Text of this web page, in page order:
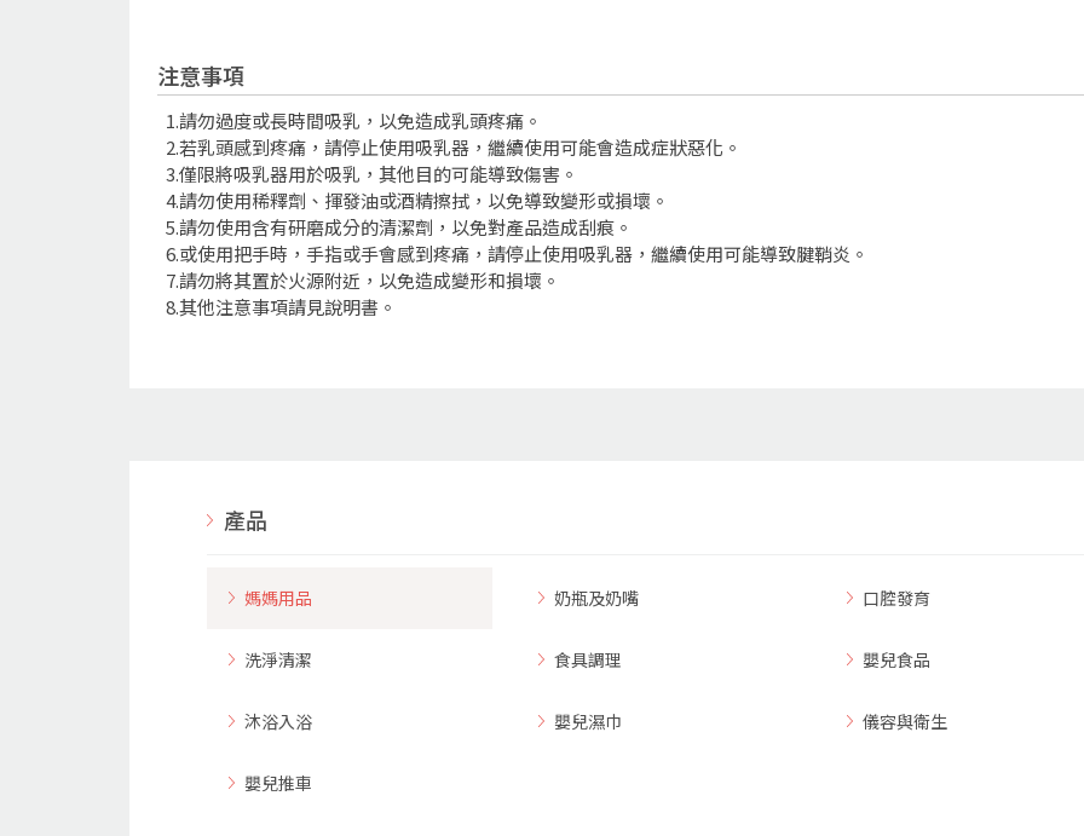
注意事項
1.請勿過度或長時間吸乳，以免造成乳頭疼痛。
2.若乳頭感到疼痛，請停止使用吸乳器，繼續使用可能會造成症狀惡化。
3.僅限將吸乳器用於吸乳，其他目的可能導致傷害。
4.請勿使用稀釋劑、揮發油或酒精擦拭，以免導致變形或損壞。
5.請勿使用含有研磨成分的清潔劑，以免對產品造成刮痕。
6.或使用把手時，手指或手會感到疼痛，請停止使用吸乳器，繼續使用可能導致腱鞘炎。
7.請勿將其置於火源附近，以免造成變形和損壞。
8.其他注意事項請見說明書。
產品
媽媽用品 奶瓶及奶嘴 口腔發育
洗淨清潔 食具調理 嬰兒食品
沐浴入浴 嬰兒濕巾 儀容與衛生
嬰兒推車